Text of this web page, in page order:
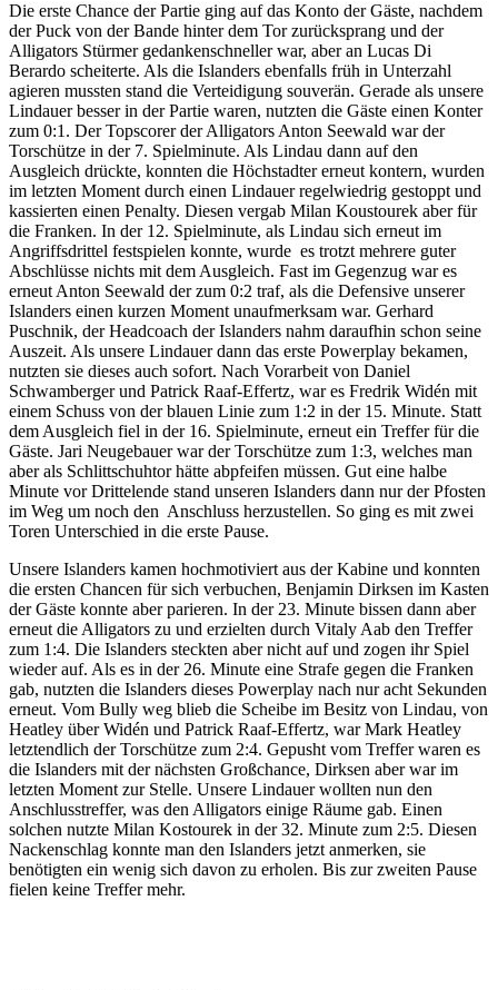
Die erste Chance der Partie ging auf das Konto der Gäste, nachdem
der Puck von der Bande hinter dem Tor zurücksprang und der
Alligators Stürmer gedankenschneller war, aber an Lucas Di
Berardo scheiterte. Als die Islanders ebenfalls früh in Unterzahl
agieren mussten stand die Verteidigung souverän. Gerade als unsere
Lindauer besser in der Partie waren, nutzten die Gäste einen Konter
zum 0:1. Der Topscorer der Alligators Anton Seewald war der
Torschütze in der 7. Spielminute. Als Lindau dann auf den
Ausgleich drückte, konnten die Höchstadter erneut kontern, wurden
im letzten Moment durch einen Lindauer regelwiedrig gestoppt und
kassierten einen Penalty. Diesen vergab Milan Koustourek aber für
die Franken. In der 12. Spielminute, als Lindau sich erneut im
Angriffsdrittel festspielen konnte, wurde es trotzt mehrere guter
Abschlüsse nichts mit dem Ausgleich. Fast im Gegenzug war es
erneut Anton Seewald der zum 0:2 traf, als die Defensive unserer
Islanders einen kurzen Moment unaufmerksam war. Gerhard
Puschnik, der Headcoach der Islanders nahm daraufhin schon seine
Auszeit. Als unsere Lindauer dann das erste Powerplay bekamen,
nutzten sie dieses auch sofort. Nach Vorarbeit von Daniel
Schwamberger und Patrick Raaf-Effertz, war es Fredrik Widén mit
einem Schuss von der blauen Linie zum 1:2 in der 15. Minute. Statt
dem Ausgleich fiel in der 16. Spielminute, erneut ein Treffer für die
Gäste. Jari Neugebauer war der Torschütze zum 1:3, welches man
aber als Schlittschuhtor hätte abpfeifen müssen. Gut eine halbe
Minute vor Drittelende stand unseren Islanders dann nur der Pfosten
im Weg um noch den Anschluss herzustellen. So ging es mit zwei
Toren Unterschied in die erste Pause.
Unsere Islanders kamen hochmotiviert aus der Kabine und konnten
die ersten Chancen für sich verbuchen, Benjamin Dirksen im Kasten
der Gäste konnte aber parieren. In der 23. Minute bissen dann aber
erneut die Alligators zu und erzielten durch Vitaly Aab den Treffer
zum 1:4. Die Islanders steckten aber nicht auf und zogen ihr Spiel
wieder auf. Als es in der 26. Minute eine Strafe gegen die Franken
gab, nutzten die Islanders dieses Powerplay nach nur acht Sekunden
erneut. Vom Bully weg blieb die Scheibe im Besitz von Lindau, von
Heatley über Widén und Patrick Raaf-Effertz, war Mark Heatley
letztendlich der Torschütze zum 2:4. Gepusht vom Treffer waren es
die Islanders mit der nächsten Großchance, Dirksen aber war im
letzten Moment zur Stelle. Unsere Lindauer wollten nun den
Anschlusstreffer, was den Alligators einige Räume gab. Einen
solchen nutzte Milan Kostourek in der 32. Minute zum 2:5. Diesen
Nackenschlag konnte man den Islanders jetzt anmerken, sie
benötigten ein wenig sich davon zu erholen. Bis zur zweiten Pause
fielen keine Treffer mehr.